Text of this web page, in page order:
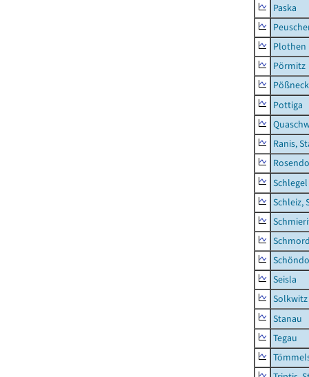
Paska
Plothen
Pörmitz
Pottiga
Ranis,
Schlegel
Schleiz,
Seisla
Solkwitz
Stanau
Tegau